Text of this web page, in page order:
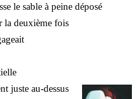
le sable à peine déposé
la deuxième fois
juste au-dessus